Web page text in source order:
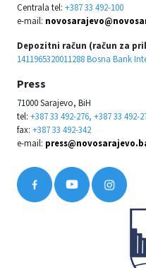
Centrala tel: +387 33 492-100
e-mail:
Depozitni račun (račun za
1411965320011288 Bosna Bank
Press
71000 Sarajevo, BiH
tel: +387 33 492-276, +387 33 492-
fax: +387 33 492-342
e-mail: